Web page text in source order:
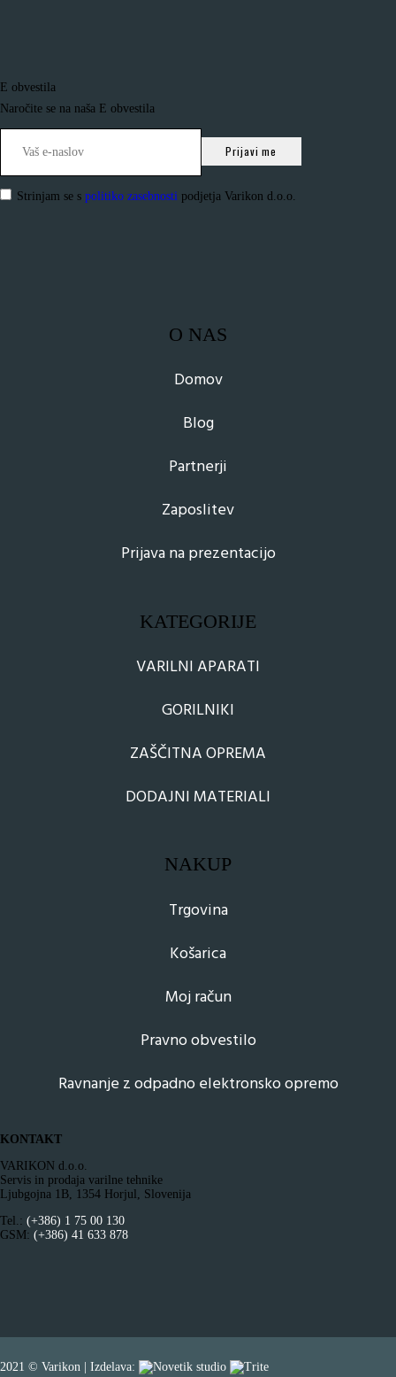
E obvestila
Naročite se na naša E obvestila
Strinjam se s politiko zasebnosti podjetja Varikon d.o.o.
O NAS
Domov
Blog
Partnerji
Zaposlitev
Prijava na prezentacijo
KATEGORIJE
VARILNI APARATI
GORILNIKI
ZAŠČITNA OPREMA
DODAJNI MATERIALI
NAKUP
Trgovina
Košarica
Moj račun
Pravno obvestilo
Ravnanje z odpadno elektronsko opremo
KONTAKT
VARIKON d.o.o.
Servis in prodaja varilne tehnike
Ljubgojna 1B, 1354 Horjul, Slovenija
Tel.: (+386) 1 75 00 130
GSM: (+386) 41 633 878
2021 © Varikon | Izdelava: